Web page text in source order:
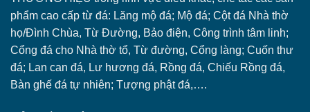
phẩm cao cấp từ đá: Lăng mộ đá; Mộ đá; Cột đá Nhà thờ
họ/Đình Chùa, Từ Đường, Bảo điện, Công trình tâm linh;
Cổng đá cho Nhà thờ tổ, Từ đường, Cổng làng; Cuốn thư
đá; Lan can đá, Lư hương đá, Rồng đá, Chiếu Rồng đá,
Bàn ghế đá tự nhiên; Tượng phật đá,….